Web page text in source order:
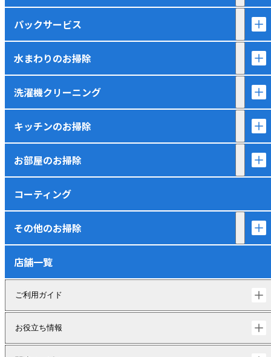
パックサービス
水まわりのお掃除
洗濯機クリーニング
キッチンのお掃除
お部屋のお掃除
コーティング
その他のお掃除
店舗一覧
ご利用ガイド
お役立ち情報